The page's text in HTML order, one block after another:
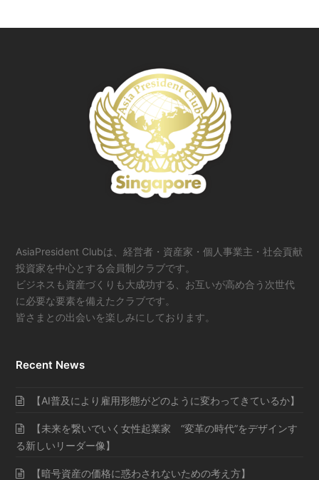
AsiaPresident Clubは、経営者・資産家・個人事業主・社会貢献
投資家を中心とする会員制クラブです。
ビジネスも資産づくりも大成功する、お互いが高め合う次世代
に必要な要素を備えたクラブです。
皆さまとの出会いを楽しみにしております。
Recent News
【AI普及により雇用形態がどのように変わってきているか】
【未来を繋いでいく女性起業家 “変革の時代”をデザインす
る新しいリーダー像】
【暗号資産の価格に惑わされないための考え方】